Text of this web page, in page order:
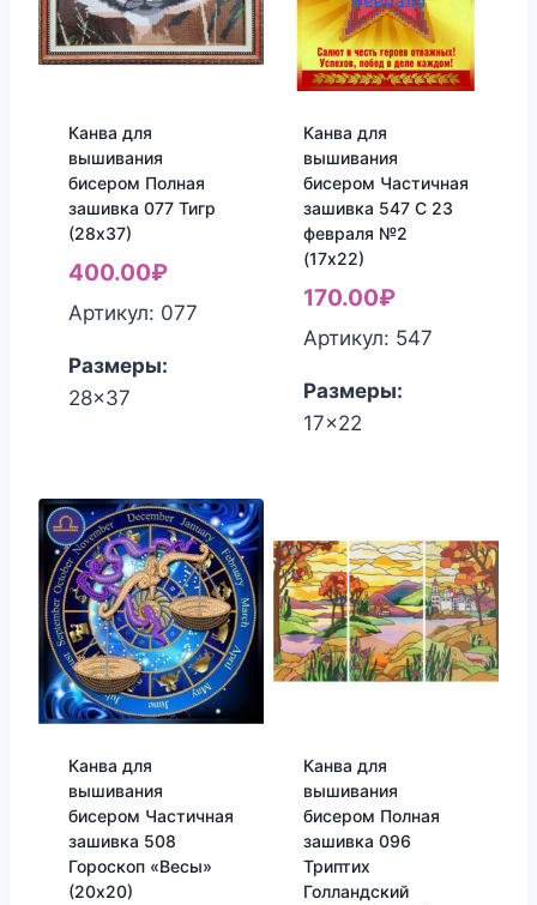
Канва для
вышивания
бисером Полная
зашивка 077 Тигр
(28х37)
400.00₽
Артикул: 077
Размеры:
28x37
Канва для
вышивания
бисером Частичная
зашивка 547 С 23
февраля №2
(17х22)
170.00₽
Артикул: 547
Размеры:
17x22
Канва для
вышивания
бисером Частичная
зашивка 508
Гороскоп «Весы»
(20х20)
Канва для
вышивания
бисером Полная
зашивка 096
Триптих
Голландский